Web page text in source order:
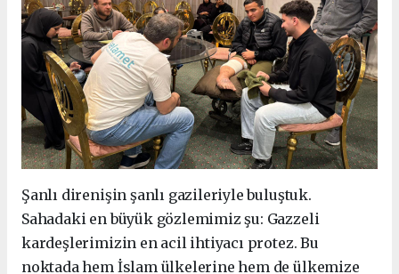
Şanlı direnişin şanlı gazileriyle buluştuk.
Sahadaki en büyük gözlemimiz şu: Gazzeli
kardeşlerimizin en acil ihtiyacı protez. Bu
noktada hem İslam ülkelerine hem de ülkemize